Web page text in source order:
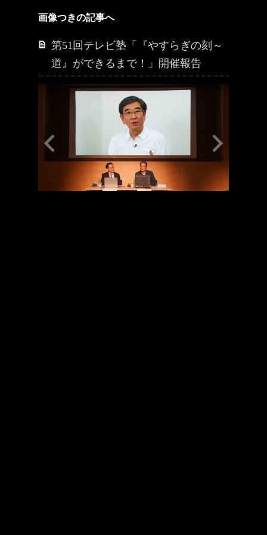
画像つきの記事へ
第51回テレビ塾「『やすらぎの刻～
道』ができるまで！」開催報告